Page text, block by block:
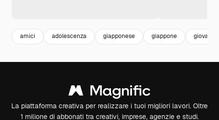
amici adolescenza giapponese giappone giovani
La piattaforma creativa per realizzare i tuoi migliori lavori. Oltre
1 milione di abbonati tra creativi, imprese, agenzie e studi.